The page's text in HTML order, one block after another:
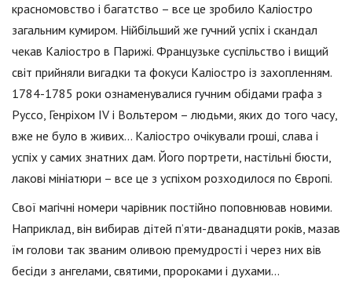
красномовство і багатство – все це зробило Каліостро
загальним кумиром. Нійбільший же гучний успіх і скандал
чекав Каліостро в Парижі. Французьке суспільство і вищий
світ прийняли вигадки та фокуси Каліостро із захопленням.
1784-1785 роки ознаменувалися гучним обідами графа з
Руссо, Генріхом IV і Вольтером – людьми, яких до того часу,
вже не було в живих… Каліостро очікували гроші, слава і
успіх у самих знатних дам. Його портрети, настільні бюсти,
лакові мініатюри – все це з успіхом розходилося по Європі.
Свої магічні номери чарівник постійно поповнював новими.
Наприклад, він вибирав дітей п’яти-дванадцяти років, мазав
їм голови так званим оливою премудрості і через них вів
бесіди з ангелами, святими, пророками і духами…